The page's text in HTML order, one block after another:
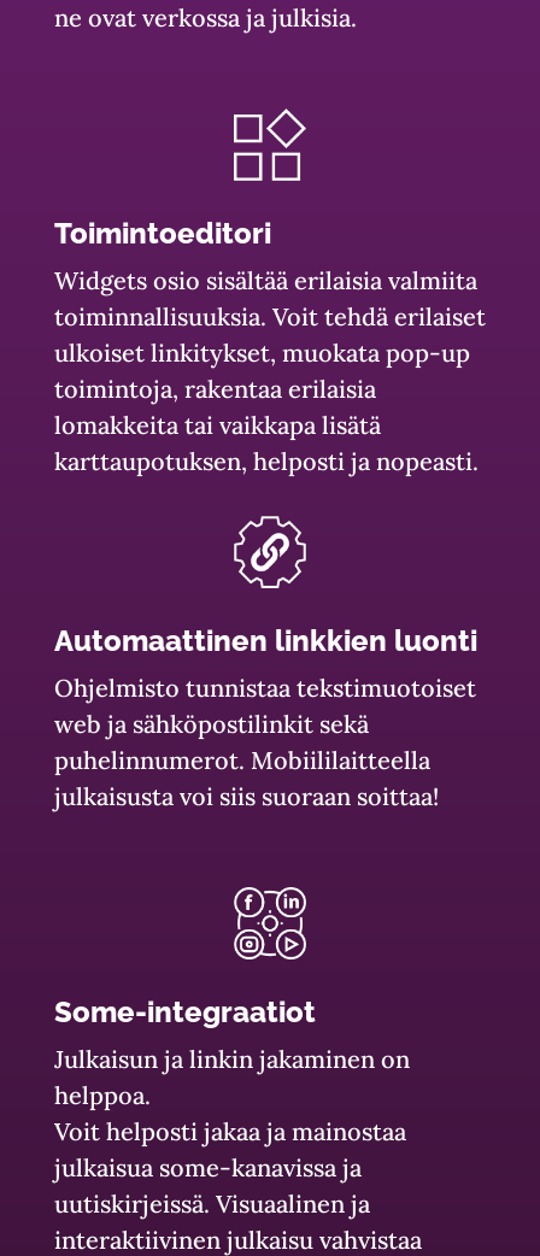
ne ovat verkossa ja julkisia.
Toimintoeditori
Widgets osio sisältää erilaisia valmiita
toiminnallisuuksia. Voit tehdä erilaiset
ulkoiset linkitykset, muokata pop-up
toimintoja, rakentaa erilaisia
lomakkeita tai vaikkapa lisätä
karttaupotuksen, helposti ja nopeasti.
Automaattinen linkkien luonti
Ohjelmisto tunnistaa tekstimuotoiset
web ja sähköpostilinkit sekä
puhelinnumerot. Mobiililaitteella
julkaisusta voi siis suoraan soittaa!
Some-integraatiot
Julkaisun ja linkin jakaminen on
helppoa.
Voit helposti jakaa ja mainostaa
julkaisua some-kanavissa ja
uutiskirjeissä. Visuaalinen ja
interaktiivinen julkaisu vahvistaa